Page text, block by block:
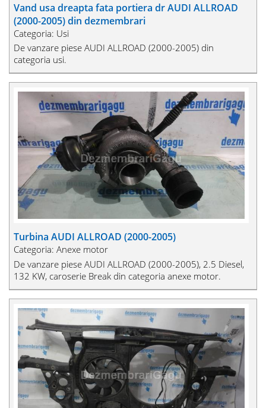
Vand usa dreapta fata portiera dr AUDI ALLROAD
(2000-2005) din dezmembrari
Categoria: Usi
De vanzare piese AUDI ALLROAD (2000-2005) din
categoria usi.
Turbina AUDI ALLROAD (2000-2005)
Categoria: Anexe motor
De vanzare piese AUDI ALLROAD (2000-2005), 2.5 Diesel,
132 KW, caroserie Break din categoria anexe motor.